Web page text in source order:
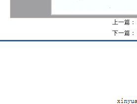
上一篇：
下一篇：